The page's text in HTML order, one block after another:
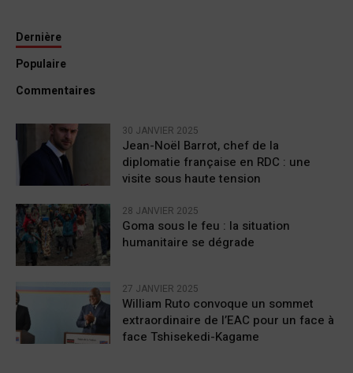
Dernière
Populaire
Commentaires
30 JANVIER 2025
Jean-Noël Barrot, chef de la
diplomatie française en RDC : une
visite sous haute tension
28 JANVIER 2025
Goma sous le feu : la situation
humanitaire se dégrade
27 JANVIER 2025
William Ruto convoque un sommet
extraordinaire de l’EAC pour un face à
face Tshisekedi-Kagame